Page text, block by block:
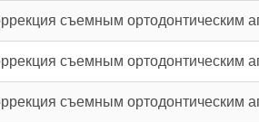
съемным ортодонтическим
съемным ортодонтическим
съемным ортодонтическим